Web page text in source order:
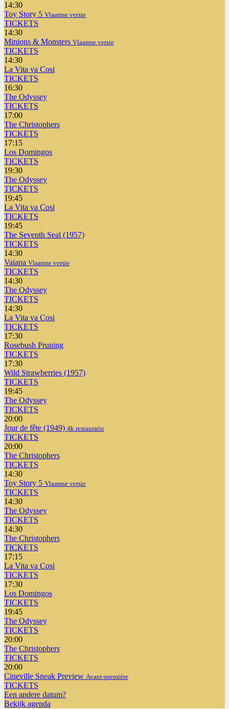
14:30
Toy Story 5 Vlaamse versie
TICKETS
14:30
Minions & Monsters Vlaamse versie
TICKETS
14:30
La Vita va Cosi
TICKETS
16:30
The Odyssey
TICKETS
17:00
The Christophers
TICKETS
17:15
Los Domingos
TICKETS
19:30
The Odyssey
TICKETS
19:45
La Vita va Cosi
TICKETS
19:45
The Seventh Seal (1957)
TICKETS
14:30
Vaiana Vlaamse versie
TICKETS
14:30
The Odyssey
TICKETS
14:30
La Vita va Cosi
TICKETS
17:30
Rosebush Pruning
TICKETS
17:30
Wild Strawberries (1957)
TICKETS
19:45
The Odyssey
TICKETS
20:00
Jour de fête (1949) 4k restauratie
TICKETS
20:00
The Christophers
TICKETS
14:30
Toy Story 5 Vlaamse versie
TICKETS
14:30
The Odyssey
TICKETS
14:30
The Christophers
TICKETS
17:15
La Vita va Cosi
TICKETS
17:30
Los Domingos
TICKETS
19:45
The Odyssey
TICKETS
20:00
The Christophers
TICKETS
20:00
Cineville Sneak Preview Avant-première
TICKETS
Een andere datum?
Bekijk agenda